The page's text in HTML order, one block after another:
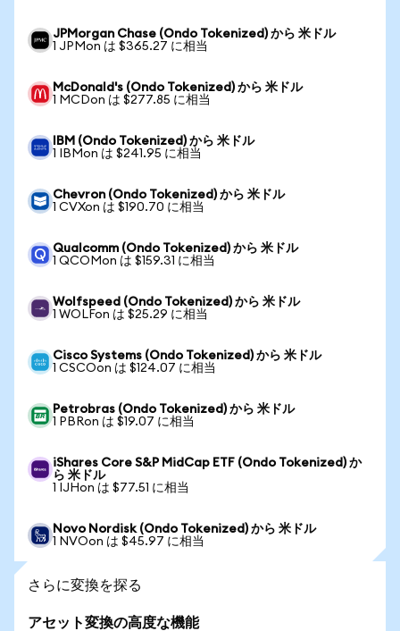
JPMorgan Chase (Ondo Tokenized) から 米ドル
1 JPMon は $365.27 に相当
McDonald's (Ondo Tokenized) から 米ドル
1 MCDon は $277.85 に相当
IBM (Ondo Tokenized) から 米ドル
1 IBMon は $241.95 に相当
Chevron (Ondo Tokenized) から 米ドル
1 CVXon は $190.70 に相当
Qualcomm (Ondo Tokenized) から 米ドル
1 QCOMon は $159.31 に相当
Wolfspeed (Ondo Tokenized) から 米ドル
1 WOLFon は $25.29 に相当
Cisco Systems (Ondo Tokenized) から 米ドル
1 CSCOon は $124.07 に相当
Petrobras (Ondo Tokenized) から 米ドル
1 PBRon は $19.07 に相当
iShares Core S&P MidCap ETF (Ondo Tokenized) か
ら 米ドル
1 IJHon は $77.51 に相当
Novo Nordisk (Ondo Tokenized) から 米ドル
1 NVOon は $45.97 に相当
さらに変換を探る
アセット変換の高度な機能